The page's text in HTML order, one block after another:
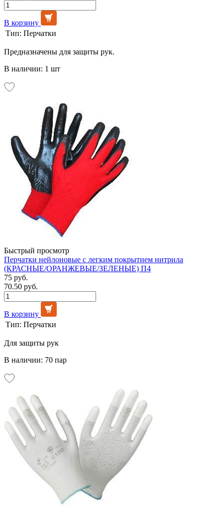
В корзину
Тип: Перчатки
Предназначены для защиты рук.
В наличии: 1 шт
Быстрый просмотр
Перчатки нейлоновые с легким покрытием нитрила
(КРАСНЫЕ/ОРАНЖЕВЫЕ/ЗЕЛЕНЫЕ) П4
75 руб.
70.50 руб.
В корзину
Тип: Перчатки
Для защиты рук
В наличии: 70 пар